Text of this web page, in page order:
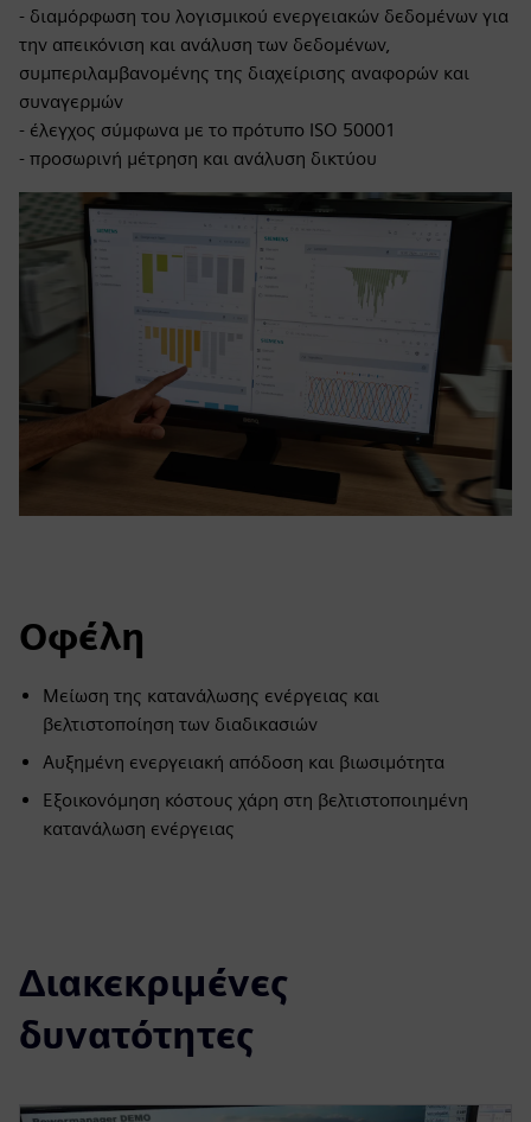
- διαμόρφωση του λογισμικού ενεργειακών δεδομένων για
την απεικόνιση και ανάλυση των δεδομένων,
συμπεριλαμβανομένης της διαχείρισης αναφορών και
συναγερμών
- έλεγχος σύμφωνα με το πρότυπο ISO 50001
- προσωρινή μέτρηση και ανάλυση δικτύου
Οφέλη
Μείωση της κατανάλωσης ενέργειας και
βελτιστοποίηση των διαδικασιών
Αυξημένη ενεργειακή απόδοση και βιωσιμότητα
Εξοικονόμηση κόστους χάρη στη βελτιστοποιημένη
κατανάλωση ενέργειας
Διακεκριμένες
δυνατότητες